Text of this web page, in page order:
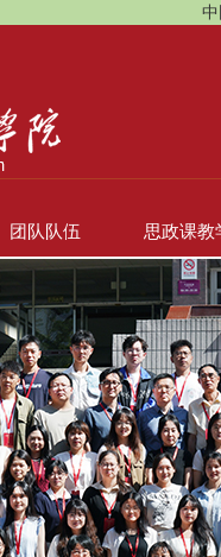
团队队伍 思政课教